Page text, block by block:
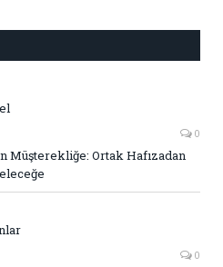
0
Müşterekliğe: Ortak Hafızadan
0